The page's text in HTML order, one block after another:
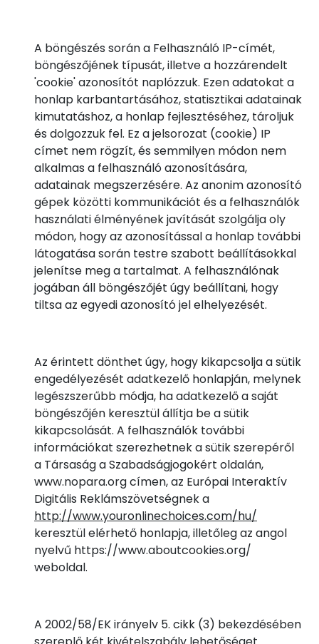
A böngészés során a Felhasználó IP-címét,
böngészőjének típusát, illetve a hozzárendelt
'cookie' azonosítót naplózzuk. Ezen adatokat a
honlap karbantartásához, statisztikai adatainak
kimutatáshoz, a honlap fejlesztéséhez, tároljuk
és dolgozzuk fel. Ez a jelsorozat (cookie) IP
címet nem rögzít, és semmilyen módon nem
alkalmas a felhasználó azonosítására,
adatainak megszerzésére. Az anonim azonosító
gépek közötti kommunikációt és a felhasználók
használati élményének javítását szolgálja oly
módon, hogy az azonosítással a honlap további
látogatása során testre szabott beállításokkal
jelenítse meg a tartalmat. A felhasználónak
jogában áll böngészőjét úgy beállítani, hogy
tiltsa az egyedi azonosító jel elhelyezését.
Az érintett dönthet úgy, hogy kikapcsolja a sütik
engedélyezését adatkezelő honlapján, melynek
legészszerűbb módja, ha adatkezelő a saját
böngészőjén keresztül állítja be a sütik
kikapcsolását. A felhasználók további
információkat szerezhetnek a sütik szerepéről
a Társaság a Szabadságjogokért oldalán,
www.nopara.org címen, az Európai Interaktív
Digitális Reklámszövetségnek a
http://www.youronlinechoices.com/hu/
keresztül elérhető honlapja, illetőleg az angol
nyelvű https://www.aboutcookies.org/
weboldal.
A 2002/58/EK irányelv 5. cikk (3) bekezdésében